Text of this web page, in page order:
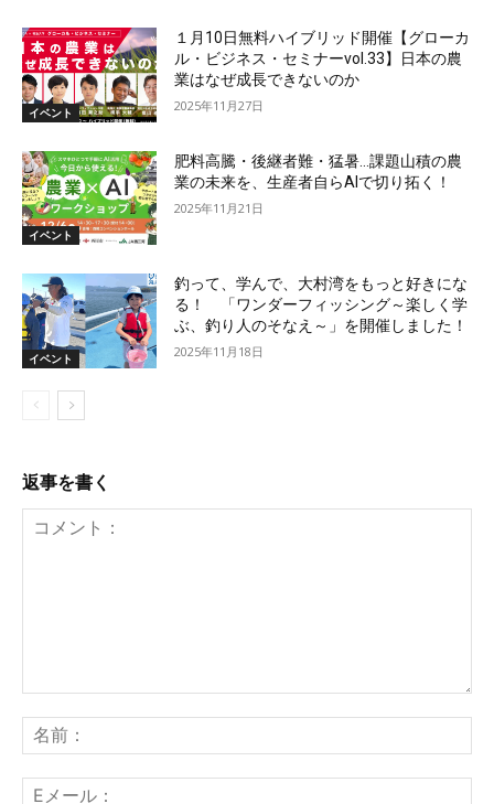
イベント
１月10日無料ハイブリッド開催【グローカ
ル・ビジネス・セミナーvol.33】日本の農
業はなぜ成長できないのか
2025年11月27日
イベント
肥料高騰・後継者難・猛暑…課題山積の農
業の未来を、生産者自らAIで切り拓く！
2025年11月21日
イベント
釣って、学んで、大村湾をもっと好きにな
る！ 「ワンダーフィッシング～楽しく学
ぶ、釣り人のそなえ～」を開催しました！
2025年11月18日
返事を書く
ン
ト：
前